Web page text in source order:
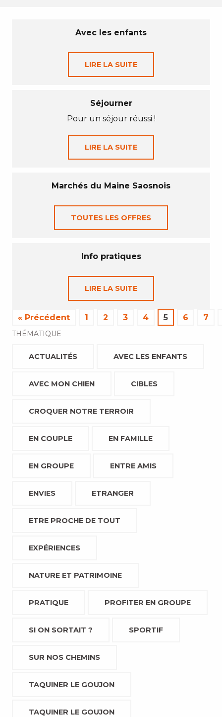
Avec les enfants
LIRE LA SUITE
Séjourner
Pour un séjour réussi !
LIRE LA SUITE
Marchés du Maine Saosnois
TOUTES LES OFFRES
Info pratiques
LIRE LA SUITE
« Précédent 1 2 3 4 5 6 7
THÉMATIQUE
ACTUALITÉS AVEC LES ENFANTS
AVEC MON CHIEN CIBLES
CROQUER NOTRE TERROIR
EN COUPLE EN FAMILLE
EN GROUPE ENTRE AMIS
ENVIES ETRANGER
ETRE PROCHE DE TOUT
EXPÉRIENCES
NATURE ET PATRIMOINE
PRATIQUE PROFITER EN GROUPE
SI ON SORTAIT ? SPORTIF
SUR NOS CHEMINS
TAQUINER LE GOUJON
TAQUINER LE GOUJON